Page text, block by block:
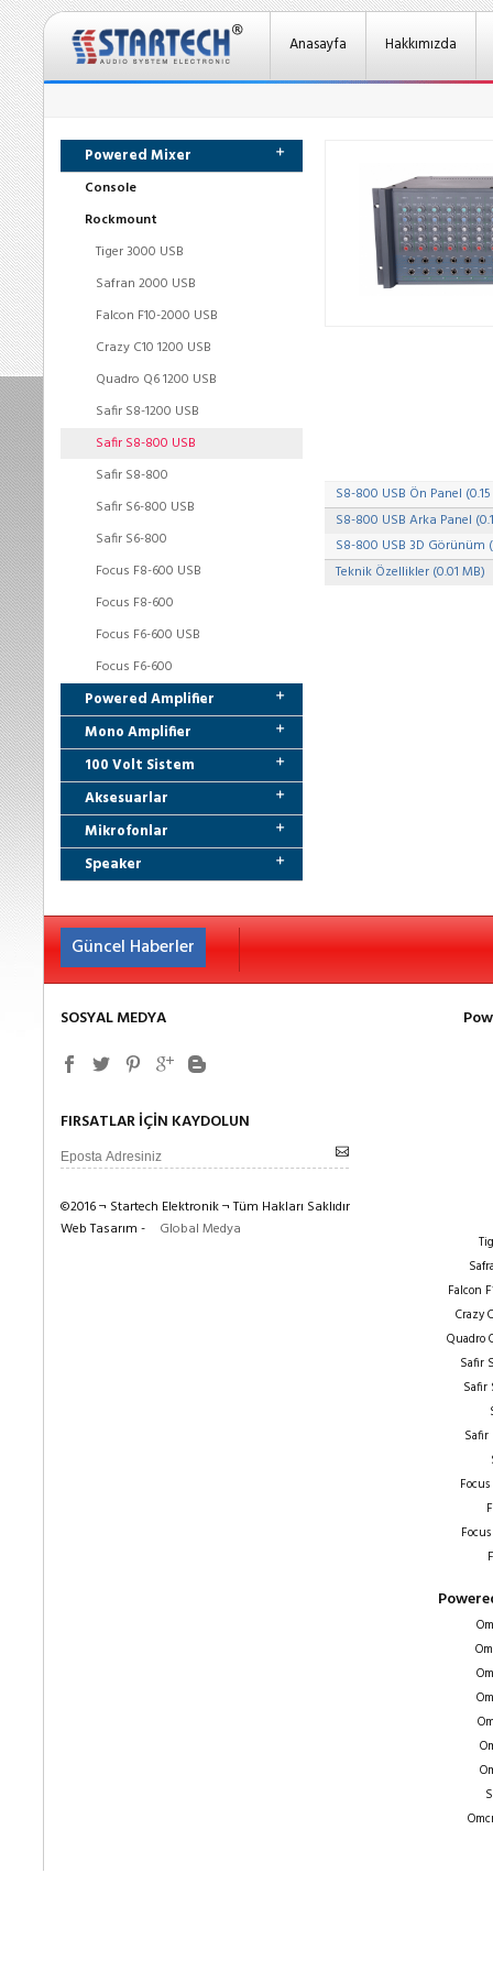
Anasayfa Hakkımızda
Powered Mixer
Console
Rockmount
Tiger 3000 USB
Safran 2000 USB
Falcon F10-2000 USB
Crazy C10 1200 USB
Quadro Q6 1200 USB
Safir S8-1200 USB
Safir S8-800 USB
Safir S8-800
Safir S6-800 USB
Safir S6-800
Focus F8-600 USB
Focus F8-600
Focus F6-600 USB
Focus F6-600
Powered Amplifier
Mono Amplifier
100 Volt Sistem
Aksesuarlar
Mikrofonlar
Speaker
S8-800 USB Ön Panel
S8-800 USB Arka Panel
S8-800 USB 3D Görünüm
Teknik Özellikler (0.01 MB)
Güncel Haberler 10 Mayıs 2016
SOSYAL MEDYA
FIRSATLAR İÇİN KAYDOLUN
©2016 ¬ Startech Elektronik ¬ Tüm Hakları Saklıdır
Web Tasarım -
Global Medya
Falcon
Crazy
Quadro
Safir
Safir
Safir